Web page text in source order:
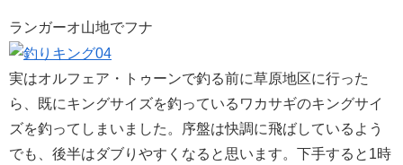
ランガーオ山地でフナ
実はオルフェア・トゥーンで釣る前に草原地区に行った
ら、既にキングサイズを釣っているワカサギのキングサイ
ズを釣ってしまいました。序盤は快調に飛ばしているよう
でも、後半はダブりやすくなると思います。下手すると1時